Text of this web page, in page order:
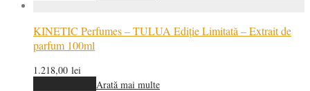
KINETIC Perfumes – TULUA Ediție Limitată – Extrait de
parfum 100ml
1.218,00 lei
Arată mai multe